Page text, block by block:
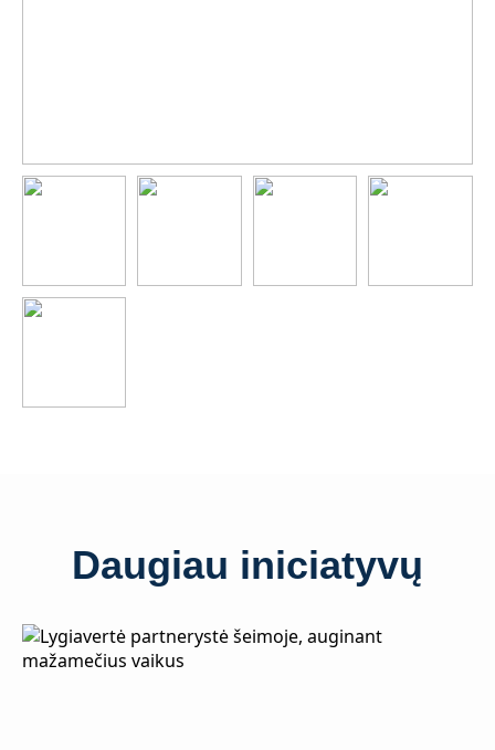
Daugiau iniciatyvų